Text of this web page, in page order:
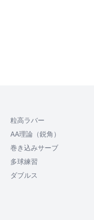
粒高ラバー
AA理論（鋭角）
巻き込みサーブ
多球練習
ダブルス